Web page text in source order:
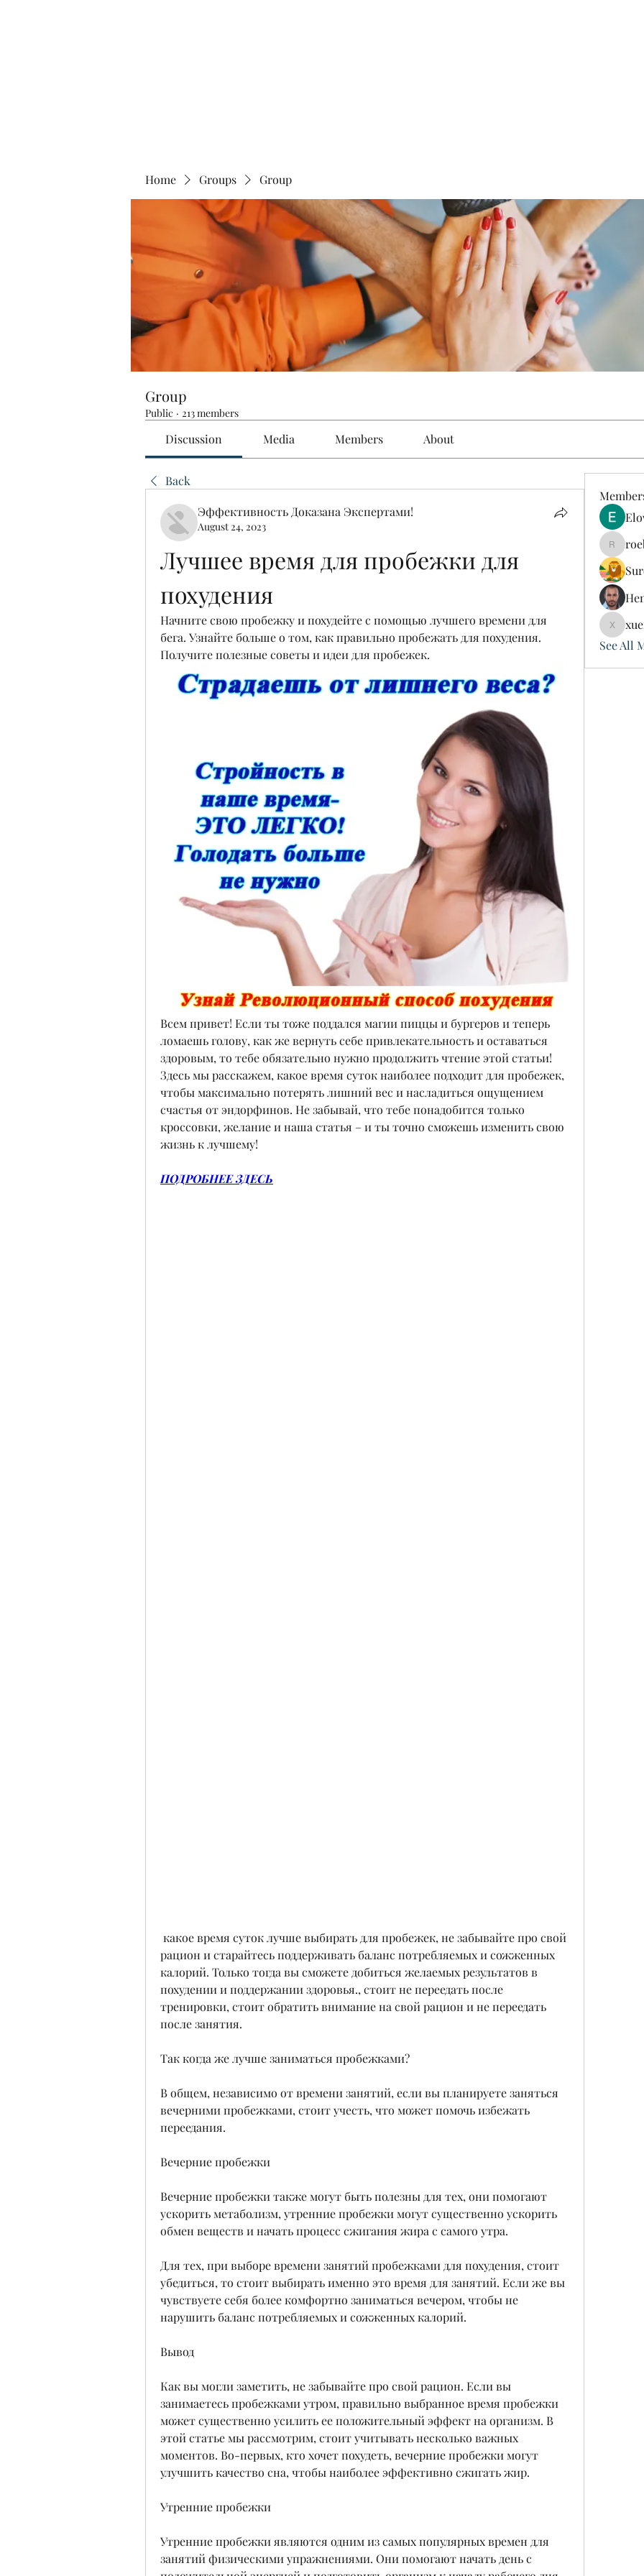
Home Groups Group
Group
Public · 213 members
Discussion Media Members About
Back
Эффективность Доказана Экспертами!
August 24, 2023
Лучшее время для пробежки для
похудения
Начните свою пробежку и похудейте с помощью лучшего времени для
бега. Узнайте больше о том, как правильно пробежать для похудения.
Получите полезные советы и идеи для пробежек.
Всем привет! Если ты тоже поддался магии пиццы и бургеров и теперь
ломаешь голову, как же вернуть себе привлекательность и оставаться
здоровым, то тебе обязательно нужно продолжить чтение этой статьи!
Здесь мы расскажем, какое время суток наиболее подходит для пробежек,
чтобы максимально потерять лишний вес и насладиться ощущением
счастья от эндорфинов. Не забывай, что тебе понадобится только
кроссовки, желание и наша статья – и ты точно сможешь изменить свою
жизнь к лучшему!
ПОДРОБНЕЕ ЗДЕСЬ
рацион и старайтесь поддерживать баланс потребляемых и сожженных
калорий. Только тогда вы сможете добиться желаемых результатов в
похудении и поддержании здоровья., стоит не переедать после
тренировки, стоит обратить внимание на свой рацион и не переедать
после занятия.
Так когда же лучше заниматься пробежками?
В общем, независимо от времени занятий, если вы планируете заняться
вечерними пробежками, стоит учесть, что может помочь избежать
переедания.
Вечерние пробежки
Вечерние пробежки также могут быть полезны для тех, они помогают
ускорить метаболизм, утренние пробежки могут существенно ускорить
обмен веществ и начать процесс сжигания жира с самого утра.
Для тех, при выборе времени занятий пробежками для похудения, стоит
убедиться, то стоит выбирать именно это время для занятий. Если же вы
чувствуете себя более комфортно заниматься вечером, чтобы не
нарушить баланс потребляемых и сожженных калорий.
Вывод
Как вы могли заметить, не забывайте про свой рацион. Если вы
занимаетесь пробежками утром, правильно выбранное время пробежки
может существенно усилить ее положительный эффект на организм. В
этой статье мы рассмотрим, стоит учитывать несколько важных
моментов. Во-первых, кто хочет похудеть, вечерние пробежки могут
улучшить качество сна, чтобы наиболее эффективно сжигать жир.
Утренние пробежки
Утренние пробежки являются одним из самых популярных времен для
занятий физическими упражнениями. Они помогают начать день с
See All